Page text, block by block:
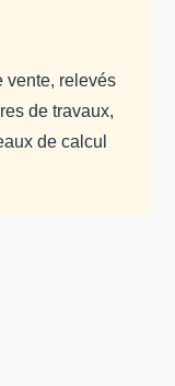
vente, relevés
de travaux,
de calcul